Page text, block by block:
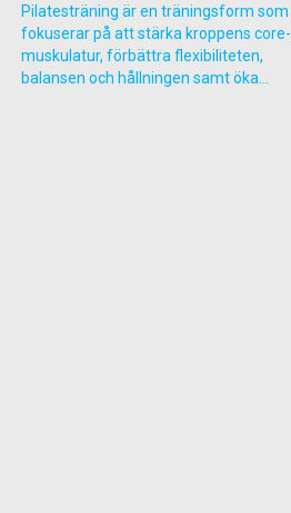
Pilatesträning är en träningsform som
fokuserar på att stärka kroppens core-
muskulatur, förbättra flexibiliteten,
balansen och hållningen samt öka...